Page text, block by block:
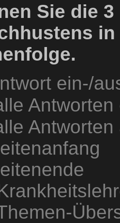
Sie die
ein-/